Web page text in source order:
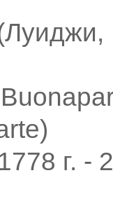
г. -